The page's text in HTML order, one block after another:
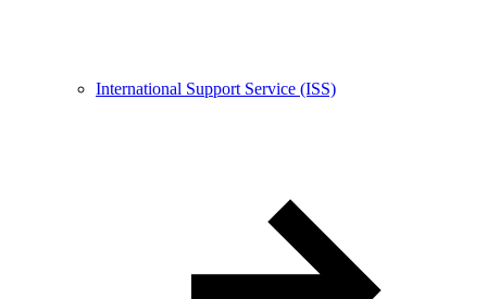
International Support Service (ISS)